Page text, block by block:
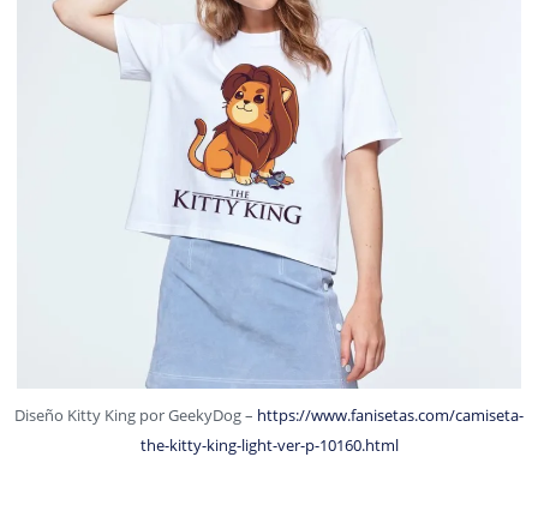
Diseño Kitty King por GeekyDog – https://www.fanisetas.com/camiseta-
the-kitty-king-light-ver-p-10160.html